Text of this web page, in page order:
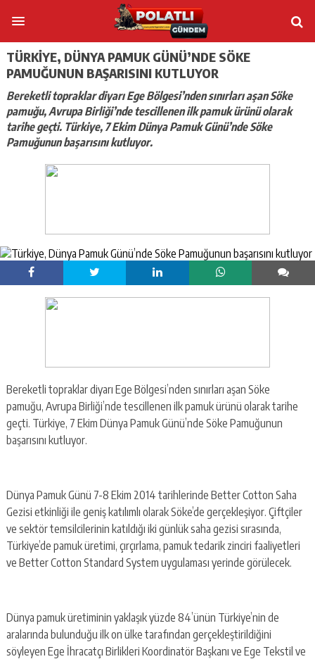
TÜRKIYE, DÜNYA PAMUK GÜNÜ’NDE SÖKE
PAMUĞUNUN BAŞARISINI KUTLUYOR
Bereketli topraklar diyarı Ege Bölgesi’nden sınırları aşan Söke
pamuğu, Avrupa Birliği’nde tescillenen ilk pamuk ürünü olarak
tarihe geçti. Türkiye, 7 Ekim Dünya Pamuk Günü’nde Söke
Pamuğunun başarısını kutluyor.
Bereketli topraklar diyarı Ege Bölgesi’nden sınırları aşan Söke
pamuğu, Avrupa Birliği’nde tescillenen ilk pamuk ürünü olarak tarihe
geçti. Türkiye, 7 Ekim Dünya Pamuk Günü’nde Söke Pamuğunun
başarısını kutluyor.
Dünya Pamuk Günü 7-8 Ekim 2014 tarihlerinde Better Cotton Saha
Gezisi etkinliği ile geniş katılımlı olarak Söke’de gerçekleşiyor. Çiftçiler
ve sektör temsilcilerinin katıldığı iki günlük saha gezisi sırasında,
Türkiye’de pamuk üretimi, çırçırlama, pamuk tedarik zinciri faaliyetleri
ve Better Cotton Standard System uygulaması yerinde görülecek.
Dünya pamuk üretiminin yaklaşık yüzde 84’ünün Türkiye’nin de
aralarında bulunduğu ilk on ülke tarafından gerçekleştirildiğini
söyleyen Ege İhracatçı Birlikleri Koordinatör Başkanı ve Ege Tekstil ve